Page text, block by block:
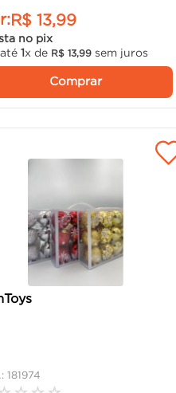
R$ 13,99
no pix
até1x de R$ 13 ,99 sem juros
Comprar
:181974